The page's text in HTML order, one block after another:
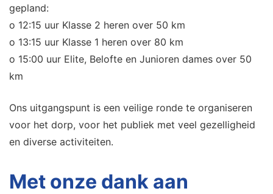
gepland:
o 12:15 uur Klasse 2 heren over 50 km
o 13:15 uur Klasse 1 heren over 80 km
o 15:00 uur Elite, Belofte en Junioren dames over 50
km
Ons uitgangspunt is een veilige ronde te organiseren
voor het dorp, voor het publiek met veel gezelligheid
en diverse activiteiten.
Met onze dank aan